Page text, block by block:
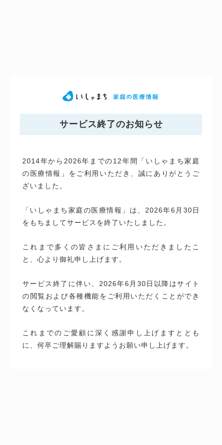
サービス終了のお知らせ
2014年から2026年までの12年間「いしゃまち家庭
の医療情報」をご利用いただき、誠にありがとうご
ざいました。
「いしゃまち家庭の医療情報」は、2026年6月30日
をもちましてサービスを終了いたしました。
これまで多くの皆さまにご利用いただきましたこ
と、心より御礼申し上げます。
サービス終了に伴い、2026年6月30日以降はサイト
の閲覧および各種機能をご利用いただくことができ
なくなっています。
これまでのご愛顧に深く感謝申し上げますととも
に、何卒ご理解賜りますようお願い申し上げます。